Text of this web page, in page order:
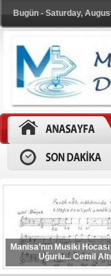
Bugün - Saturday,
Manisa’nın Musiki
Uğurlu... Cemil